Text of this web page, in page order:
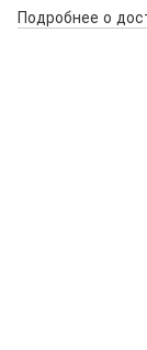
Подробнее о